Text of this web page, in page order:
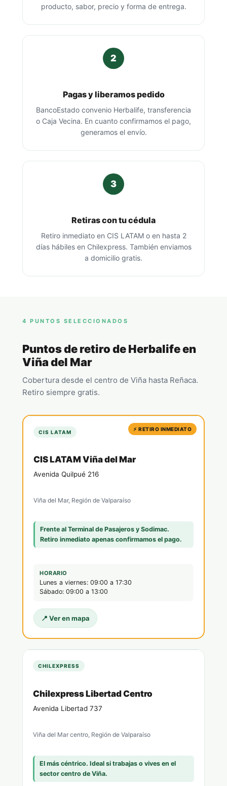
producto, sabor, precio y forma de entrega.
2
Pagas y liberamos pedido
BancoEstado convenio Herbalife, transferencia
o Caja Vecina. En cuanto confirmamos el pago,
generamos el envío.
3
Retiras con tu cédula
Retiro inmediato en CIS LATAM o en hasta 2
días hábiles en Chilexpress. También enviamos
a domicilio gratis.
4 PUNTOS SELECCIONADOS
Puntos de retiro de Herbalife en
Viña del Mar
Cobertura desde el centro de Viña hasta Reñaca.
Retiro siempre gratis.
⚡ RETIRO INMEDIATO
CIS LATAM
CIS LATAM Viña del Mar
Avenida Quilpué 216
Viña del Mar, Región de Valparaíso
Frente al Terminal de Pasajeros y Sodimac.
Retiro inmediato apenas confirmamos el pago.
HORARIO
Lunes a viernes: 09:00 a 17:30
Sábado: 09:00 a 13:00
📍 Ver en mapa
CHILEXPRESS
Chilexpress Libertad Centro
Avenida Libertad 737
Viña del Mar centro, Región de Valparaíso
El más céntrico. Ideal si trabajas o vives en el
sector centro de Viña.